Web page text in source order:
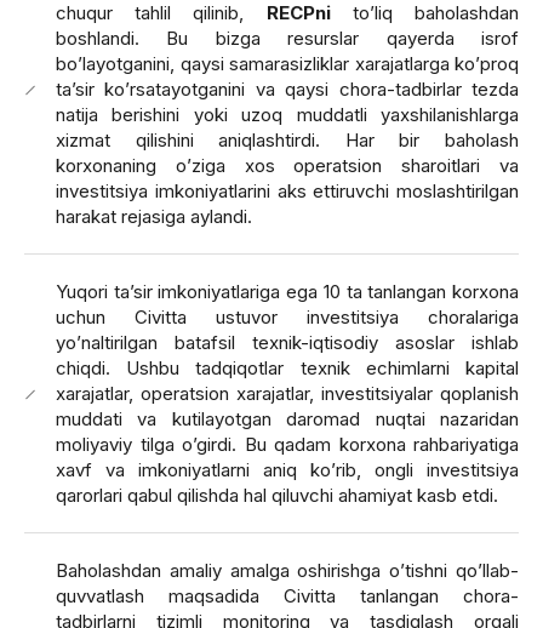
chuqur tahlil qilinib, RECPnito’liq baholashdan
boshlandi. Bu bizga resurslar qayerda isrof
bo’layotganini, qaysi samarasizliklar xarajatlarga ko’proq
ta’sir ko’rsatayotganini va qaysi chora-tadbirlar tezda
natija berishini yoki uzoq muddatli yaxshilanishlarga
xizmat qilishini aniqlashtirdi. Har bir baholash
korxonaning o’ziga xos operatsion sharoitlari va
investitsiya imkoniyatlarini aks ettiruvchi moslashtirilgan
harakat rejasiga aylandi.
Yuqori ta’sir imkoniyatlariga ega 10 ta tanlangan korxona
uchun Civitta ustuvor investitsiya choralariga
yo’naltirilgan batafsil texnik-iqtisodiy asoslar ishlab
chiqdi. Ushbu tadqiqotlar texnik echimlarni kapital
xarajatlar, operatsion xarajatlar, investitsiyalar qoplanish
muddati va kutilayotgan daromad nuqtai nazaridan
moliyaviy tilga o’girdi. Bu qadam korxona rahbariyatiga
xavf va imkoniyatlarni aniq ko’rib, ongli investitsiya
qarorlari qabul qilishda hal qiluvchi ahamiyat kasb etdi.
Baholashdan amaliy amalga oshirishga o’tishni qo’llab-
quvvatlash maqsadida Civitta tanlangan chora-
tadbirlarni tizimli monitoring va tasdiqlash orqali